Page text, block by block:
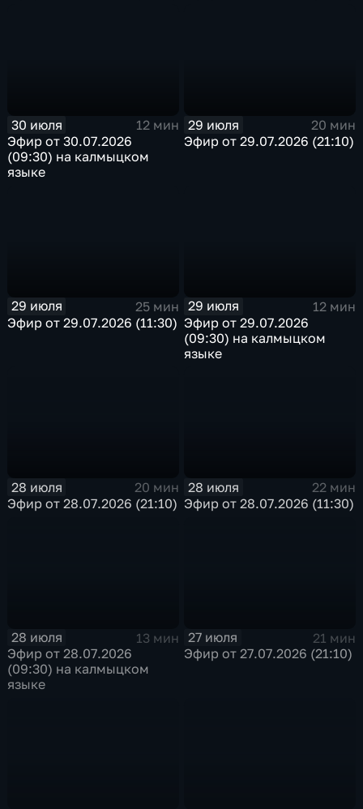
30 июля
12 мин
Эфир от 30.07.2026
(09:30) на калмыцком
языке
29 июля
20 мин
Эфир от 29.07.2026 (21:10)
29 июля
25 мин
Эфир от 29.07.2026 (11:30)
29 июля
12 мин
Эфир от 29.07.2026
(09:30) на калмыцком
языке
28 июля
20 мин
Эфир от 28.07.2026 (21:10)
28 июля
22 мин
Эфир от 28.07.2026 (11:30)
28 июля
13 мин
Эфир от 28.07.2026
(09:30) на калмыцком
языке
27 июля
21 мин
Эфир от 27.07.2026 (21:10)